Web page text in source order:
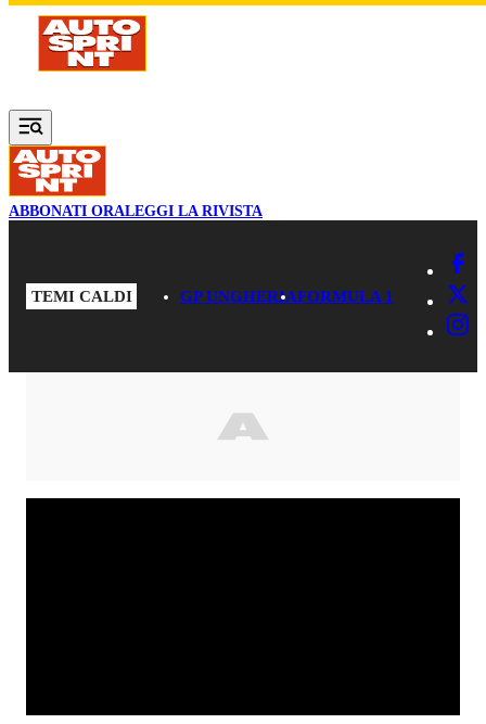
Vai al contenuto principale
ABBONATI ORALEGGI LA RIVISTA
TEMI CALDI GP UNGHERIAFORMULA 1